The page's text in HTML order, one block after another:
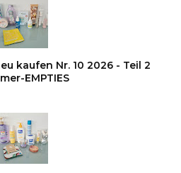
kaufen Nr. 10 2026 - Teil 2
EMPTIES